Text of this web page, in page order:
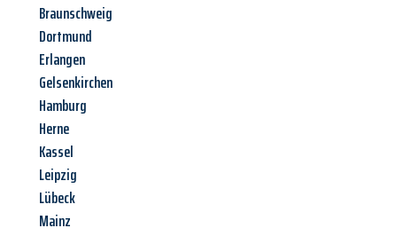
Braunschweig
Dortmund
Erlangen
Gelsenkirchen
Hamburg
Herne
Kassel
Leipzig
Lübeck
Mainz